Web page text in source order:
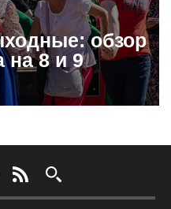
обзор
на 8 и 9